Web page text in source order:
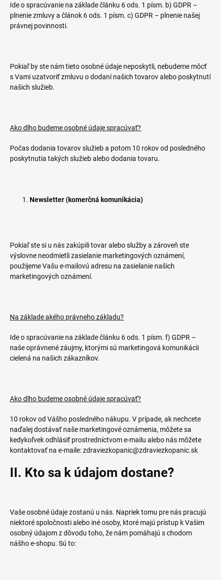
Ide o spracúvanie na základe článku 6 ods. 1 písm. b) GDPR –
plnenie zmluvy a článok 6 ods. 1 písm. c) GDPR – plnenie našej
právnej povinnosti.
Pokiaľ by ste nám tieto osobné údaje neposkytli, nebudeme môcť
s Vami uzatvoriť zmluvu o dodaní našich tovarov alebo poskytnutí
našich služieb.
Ako dlho budeme osobné údaje spracúvať?
Počas dodania tovarov služieb a potom 10 rokov od posledného
poskytnutia takých služieb alebo dodania tovaru.
Newsletter (komerčná komunikácia)
Pokiaľ ste si u nás zakúpili tovar alebo služby a zároveň ste
výslovne neodmietli zasielanie marketingových oznámení,
použijeme Vašu e-mailovú adresu na zasielanie našich
marketingových oznámení.
Na základe akého právneho základu?
Ide o spracúvanie na základe článku 6 ods. 1 písm. f) GDPR –
naše oprávnené záujmy, ktorými sú marketingová komunikácii
cielená na našich zákazníkov.
Ako dlho budeme osobné údaje spracúvať?
10 rokov od Vášho posledného nákupu. V prípade, ak nechcete
naďalej dostávať naše marketingové oznámenia, môžete sa
kedykoľvek odhlásiť prostredníctvom e-mailu alebo nás môžete
kontaktovať na e-maile: zdraviezkopanic@zdraviezkopanic.sk
II. Kto sa k údajom dostane?
Vaše osobné údaje zostanú u nás. Napriek tomu pre nás pracujú
niektoré spoločnosti alebo iné osoby, ktoré majú prístup k Vašim
osobný údajom z dôvodu toho, že nám pomáhajú s chodom
nášho e-shopu. Sú to: